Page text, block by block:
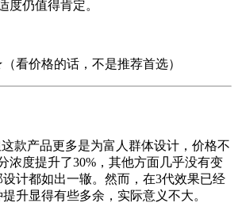
度仍值得肯定。
价格的话，不是推荐首选）
款产品更多是为富人群体设计，价格不
浓度提升了30%，其他方面几乎没有变
计都如出一辙。然而，在3代效果已经
升显得有些多余，实际意义不大。